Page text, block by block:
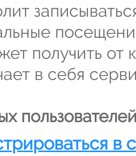
получить от
в себя
в